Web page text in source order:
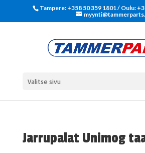
Tampere: +358 50 359 1801‬ / Oulu:
Valitse sivu
Jarrupalat Unimog